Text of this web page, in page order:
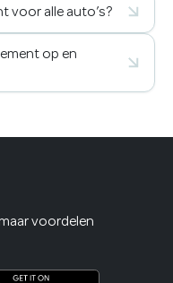
voor alle auto’s?
op en
voordelen